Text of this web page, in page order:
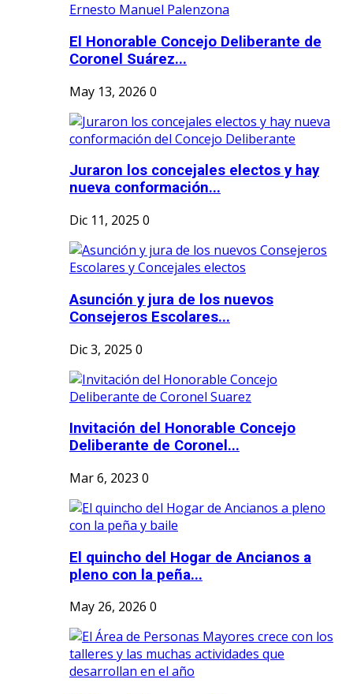
El Honorable Concejo Deliberante de
Coronel Suárez...
May 13, 2026 0
Juraron los concejales electos y hay
nueva conformación...
Dic 11, 2025 0
Asunción y jura de los nuevos
Consejeros Escolares...
Dic 3, 2025 0
Invitación del Honorable Concejo
Deliberante de Coronel...
Mar 6, 2023 0
El quincho del Hogar de Ancianos a
pleno con la peña...
May 26, 2026 0